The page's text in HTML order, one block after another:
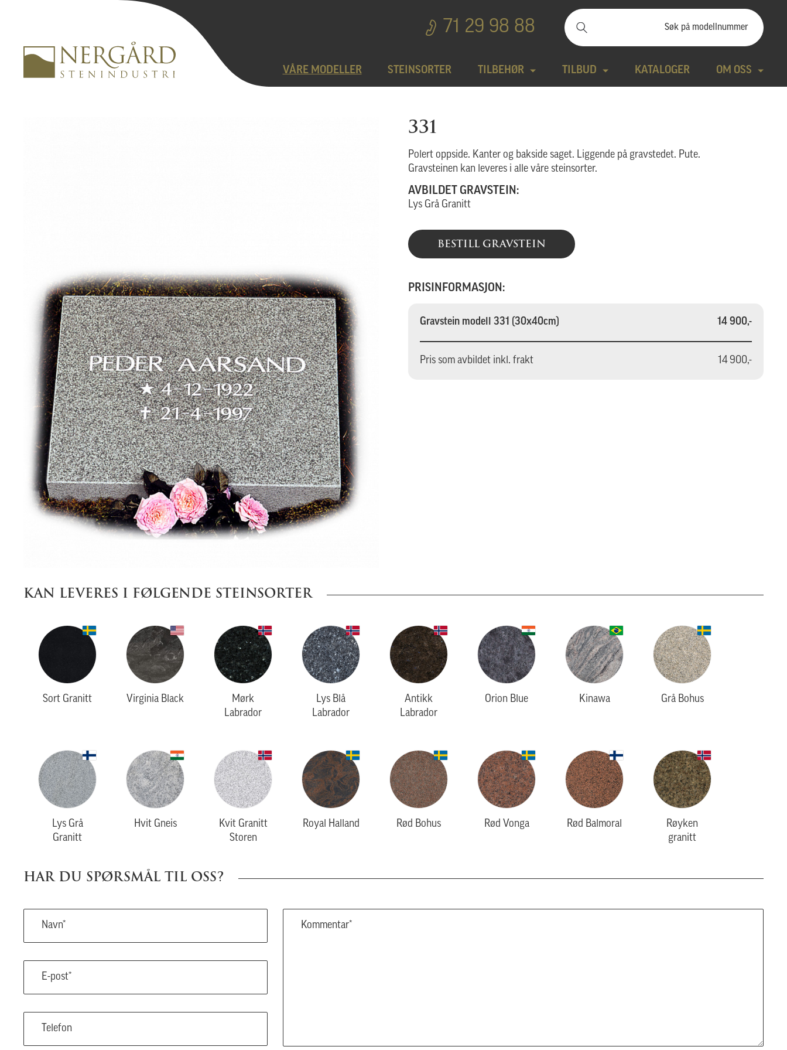
71 29 98 88
VÅRE MODELLER STEINSORTER TILBEHØR TILBUD
Bronse
KATALOGER OM OSS
331
Polert oppside. Kanter og bakside saget. Liggende på gravstedet. Pute.
Gravsteinen kan leveres i alle våre steinsorter.
AVBILDET GRAVSTEIN:
Lys Grå Granitt
BESTILL GRAVSTEIN
PRISINFORMASJON:
Gravstein modell 331 (30x40cm) 14 900,-
Pris som avbildet inkl. frakt 14 900,-
KAN LEVERES I FØLGENDE STEINSORTER
Sort Granitt Virginia Black
Mørk
Labrador
Lys Blå
Labrador
Antikk
Labrador
Orion Blue Kinawa Grå Bohus
Lys Grå
Granitt
Hvit Gneis
Kvit Granitt
Storen
Royal Halland Rød Bohus Rød Vonga Rød Balmoral
Røyken
granitt
HAR DU SPØRSMÅL TIL OSS?